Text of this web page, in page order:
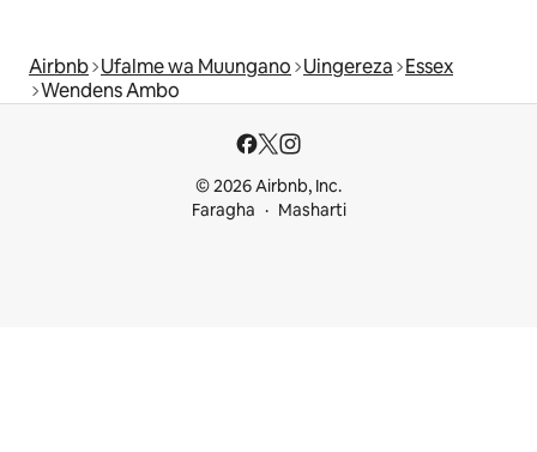
Airbnb Ufalme wa Muungano Uingereza Essex
Wendens Ambo
© 2026 Airbnb, Inc.
Faragha
Masharti